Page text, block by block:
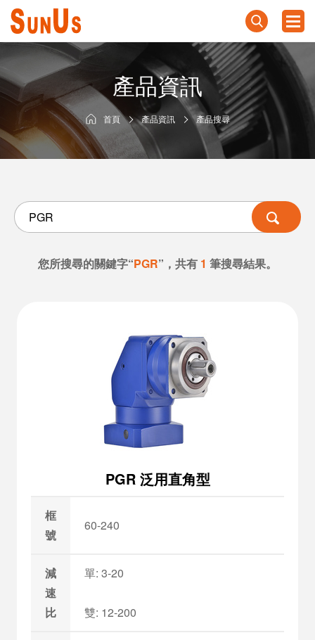
產品資訊
首頁 產品資訊 產品搜尋
您所搜尋的關鍵字“PGR”，共有 1 筆搜尋結果。
PGR 泛用直角型
框
號
60-240
減
速
比
單: 3-20
雙: 12-200